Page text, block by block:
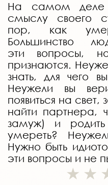
На самом деле
смыслу своего
пор, как
Большинство
эти вопросы,
признаются.
знать, для чего
Неужели вы
появиться на свет,
найти партнера,
замуж) и
умереть?
Нужно быть
эти вопросы и не